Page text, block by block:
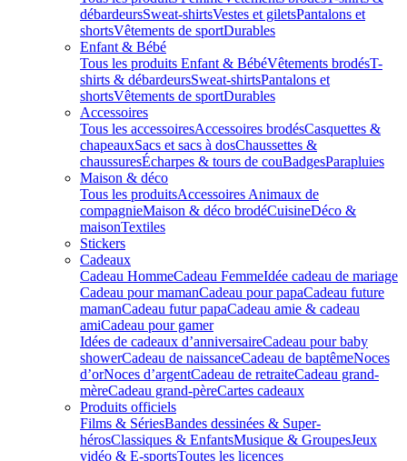
débardeursSweat-shirtsVestes et giletsPantalons et
shortsVêtements de sportDurables
Enfant & Bébé
Tous les produits Enfant & BébéVêtements brodésT-
shirts & débardeursSweat-shirtsPantalons et
shortsVêtements de sportDurables
Accessoires
Tous les accessoiresAccessoires brodésCasquettes &
chapeauxSacs et sacs à dosChaussettes &
chaussuresÉcharpes & tours de couBadgesParapluies
Maison & déco
Tous les produitsAccessoires Animaux de
compagnieMaison & déco brodéCuisineDéco &
maisonTextiles
Stickers
Cadeaux
Cadeau HommeCadeau FemmeIdée cadeau de mariage​
Cadeau pour mamanCadeau pour papaCadeau future
mamanCadeau futur papaCadeau amie & cadeau
amiCadeau pour gamer
Idées de cadeaux d’anniversaireCadeau pour baby
showerCadeau de naissanceCadeau de baptêmeNoces
d’orNoces d’argentCadeau de retraiteCadeau grand-
mèreCadeau grand-pèreCartes cadeaux
Produits officiels
Films & SériesBandes dessinées & Super-
hérosClassiques & EnfantsMusique & GroupesJeux
vidéo & E-sportsToutes les licences